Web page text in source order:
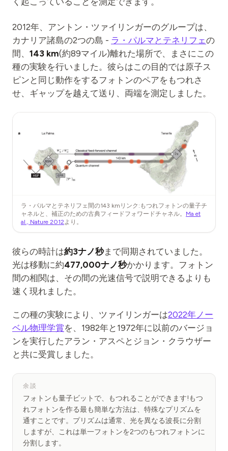
2012年、アントン・ツァイリンガーのグループは、
カナリア諸島の2つの島 - ラ・パルマとテネリフェの
間、 143 km(約89マイル)離れた場所で、まさにこの
種の実験を行いました。彼らはこの目的では原子ス
ピンと同じ動作をするフォトンのペアをもつれさ
せ、ギャップを越えて送り、両端を測定しました。
ラ・パルマとテネリフェ間の143 kmリンク:もつれフォトンの量子チ
ャネルと、補正のための古典フィードフォワードチャネル。 Ma et
al., Nature 2012 より。
彼らの時計は約3ナノ秒まで同期されていました。
光は移動に約477,000ナノ秒かかります。フォトン
間の相関は、その間の光速信号で説明できるよりも
速く現れました。
この種の実験により、ツァイリンガーは2022年ノー
ベル物理学賞を、1982年と1972年に以前のバージョ
ンを実行したアラン・アスペとジョン・クラウザー
と共に受賞しました。
余談
フォトンも量子ビットで、もつれることができます!もつ
れフォトンを作る最も簡単な方法は、特殊なプリズムを
通すことです。プリズムは通常、光を異なる波長に分割
しますが、これは単一フォトンを2つのもつれフォトンに
分割します。